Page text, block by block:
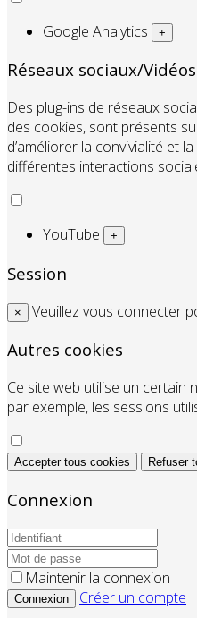
Google Analytics +
Réseaux sociaux/Vidéos
Des plug-ins de réseaux
des cookies, sont présents
d’améliorer la convivialité et
différentes interactions
YouTube +
Session
× Veuillez vous connecter
Autres cookies
Ce site web utilise un certain
par exemple, les sessions
Accepter tous cookies Refuser
Connexion
Maintenir la connexion
Connexion
Créer un compte